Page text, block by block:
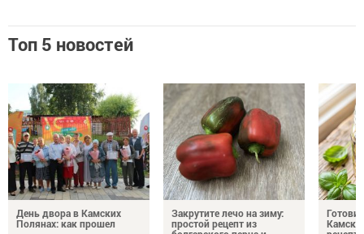
Топ 5 новостей
День двора в Камских
Полянах: как прошел
Закрутите лечо на зиму:
простой рецепт из